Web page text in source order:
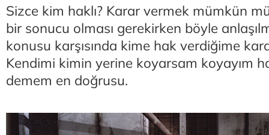
Sizce kim haklı? Karar vermek mümkün
bir sonucu olması gerekirken böyle
konusu karşısında kime hak verdiğime
Kendimi kimin yerine koyarsam koyayım
demem en doğrusu.